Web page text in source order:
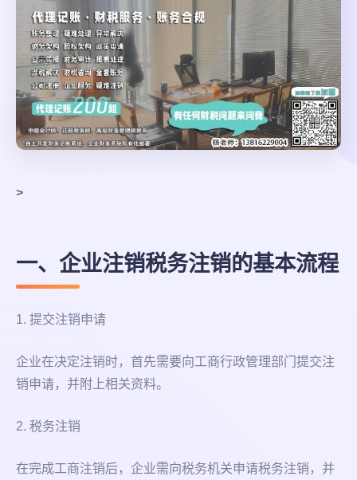
>
一、企业注销税务注销的基本流程
1. 提交注销申请
企业在决定注销时，首先需要向工商行政管理部门提交注
销申请，并附上相关资料。
2. 税务注销
在完成工商注销后，企业需向税务机关申请税务注销，并